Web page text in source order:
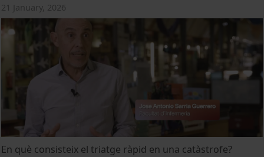
21 January, 2026
En què consisteix el triatge ràpid en una catàstrofe?